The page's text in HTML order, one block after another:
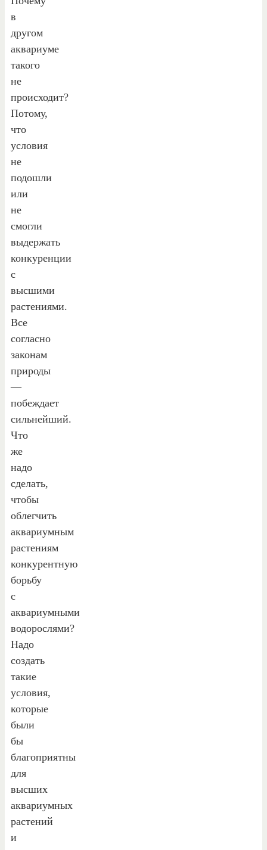
в
другом
аквариуме
такого
не
происходит?
Потому,
что
условия
не
подошли
или
не
смогли
выдержать
конкуренции
с
высшими
растениями.
Все
согласно
законам
природы
—
побеждает
сильнейший.
Что
же
надо
сделать,
чтобы
облегчить
аквариумным
растениям
конкурентную
борьбу
с
аквариумными
водорослями?
Надо
создать
такие
условия,
которые
были
бы
благоприятны
для
высших
аквариумных
растений
и